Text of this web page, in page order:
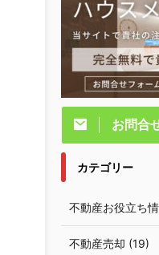
お問合
カテゴリー
不動産お役立ち
不動産売却 (19)